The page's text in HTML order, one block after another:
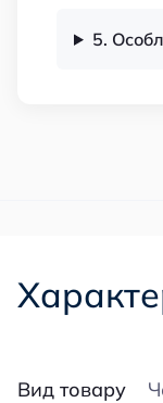
5.
Вид товару